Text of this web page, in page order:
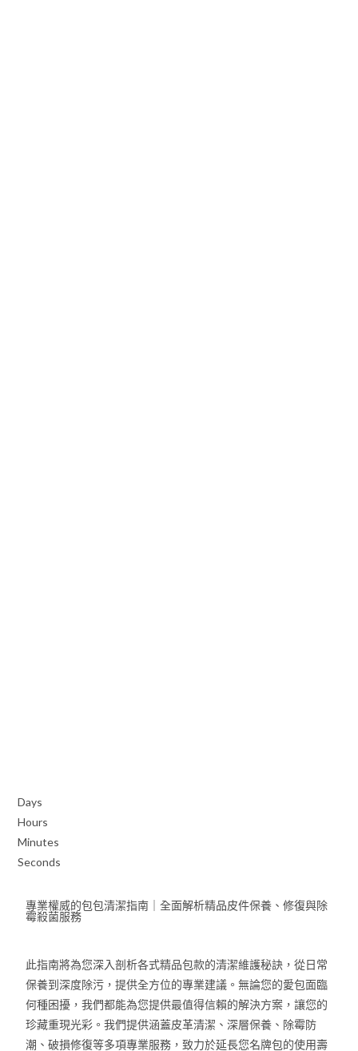
Days
Hours
Minutes
Seconds
專業權威的包包清潔指南｜全面解析精品皮件保養、修復與除
霉殺菌服務
此指南將為您深入剖析各式精品包款的清潔維護秘訣，從日常
保養到深度除污，提供全方位的專業建議。無論您的愛包面臨
何種困擾，我們都能為您提供最值得信賴的解決方案，讓您的
珍藏重現光彩。我們提供涵蓋皮革清潔、深層保養、除霉防
潮、破損修復等多項專業服務，致力於延長您名牌包的使用壽